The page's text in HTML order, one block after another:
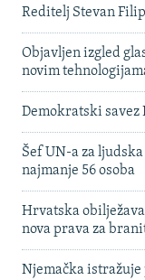
Reditelj Stevan
Objavljen izgled
novim
Demokratski savez
Šef UN-a za
najmanje 56 osoba
Hrvatska
nova prava za
Njemačka